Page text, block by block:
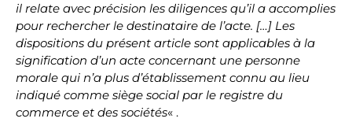
il relate avec précision les diligences qu’il a accomplies
pour rechercher le destinataire de l’acte. […] Les
dispositions du présent article sont applicables à la
signification d’un acte concernant une personne
morale qui n’a plus d’établissement connu au lieu
indiqué comme siège social par le registre du
commerce et des sociétés« .